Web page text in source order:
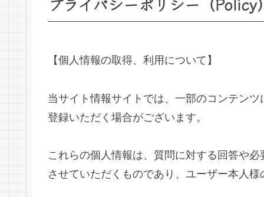
【個人情報の取得、利用について】
当サイト情報サイトでは、一部のコンテン
登録いただく場合がございます。
これらの個人情報は、質問に対する回答や
させていただくものであり、ユーザー本人